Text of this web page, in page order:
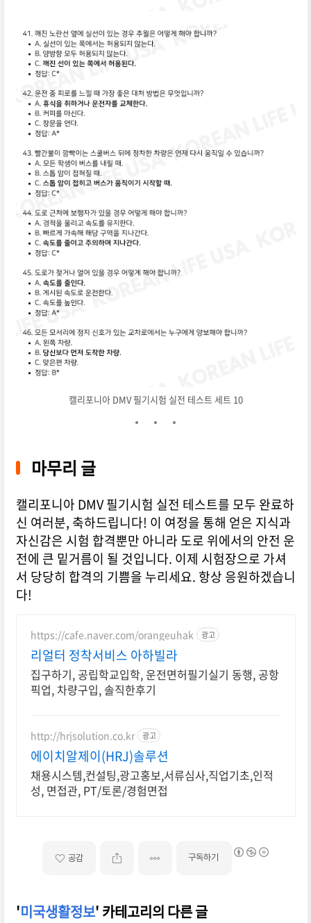
캘리포니아 DMV 필기시험 실전 테스트 세트 10
마무리 글
캘리포니아 DMV 필기시험 실전 테스트를 모두 완료하
신 여러분, 축하드립니다! 이 여정을 통해 얻은 지식과
자신감은 시험 합격뿐만 아니라 도로 위에서의 안전 운
전에 큰 밑거름이 될 것입니다. 이제 시험장으로 가셔
서 당당히 합격의 기쁨을 누리세요. 항상 응원하겠습니
다!
https://cafe.naver.com/orangeuhak 광고
리얼터 정착서비스 아하빌라
집구하기, 공립학교입학, 운전면허필기실기 동행, 공항
픽업, 차량구입, 솔직한후기
http://hrjsolution.co.kr 광고
에이치알제이(HRJ)솔루션
채용시스템,컨설팅,광고홍보,서류심사,직업기초,인적
성, 면접관, PT/토론/경험면접
공감 구독하기
'미국생활정보' 카테고리의 다른 글